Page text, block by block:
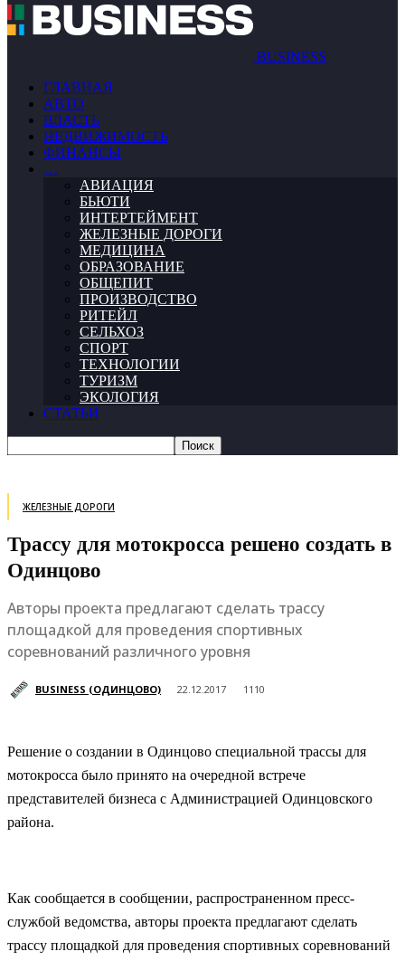
BUSINESS
ГЛАВНАЯ
АВТО
ВЛАСТЬ
НЕДВИЖИМОСТЬ
ФИНАНСЫ
…
АВИАЦИЯ
БЬЮТИ
ИНТЕРТЕЙМЕНТ
ЖЕЛЕЗНЫЕ ДОРОГИ
МЕДИЦИНА
ОБРАЗОВАНИЕ
ОБЩЕПИТ
ПРОИЗВОДСТВО
РИТЕЙЛ
СЕЛЬХОЗ
СПОРТ
ТЕХНОЛОГИИ
ТУРИЗМ
ЭКОЛОГИЯ
СТАТЬИ
ЖЕЛЕЗНЫЕ ДОРОГИ
Трассу для мотокросса решено создать в
Одинцово
Авторы проекта предлагают сделать трассу
площадкой для проведения спортивных
соревнований различного уровня
BUSINESS (ОДИНЦОВО) 22.12.2017 1110
Решение о создании в Одинцово специальной трассы для
мотокросса было принято на очередной встрече
представителей бизнеса с Администрацией Одинцовского
района.
Как сообщается в сообщении, распространенном пресс-
службой ведомства, авторы проекта предлагают сделать
трассу площадкой для проведения спортивных соревнований